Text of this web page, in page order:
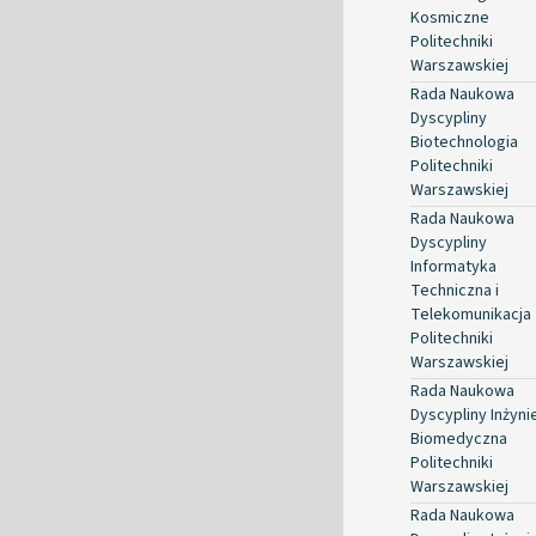
Kosmiczne
Politechniki
Warszawskiej
Rada Naukowa
Dyscypliny
Biotechnologia
Politechniki
Warszawskiej
Rada Naukowa
Dyscypliny
Informatyka
Techniczna i
Telekomunikacja
Politechniki
Warszawskiej
Rada Naukowa
Dyscypliny
Biomedyczna
Politechniki
Warszawskiej
Rada Naukowa